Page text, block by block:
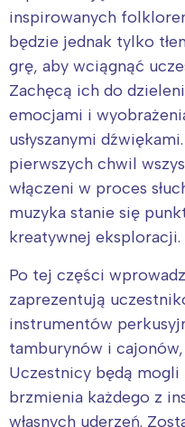
inspirowanych
będzie jednak tylko
grę, aby wciągnąć
Zachęcą ich do
emocjami i
usłyszanymi
pierwszych chwil
włączeni w proces
muzyka stanie się
kreatywnej eksploracji.
Po tej części
zaprezentują
instrumentów
tamburynów i
Uczestnicy będą mogli
brzmienia każdego z
własnych uderzeń.